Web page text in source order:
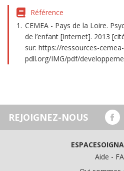
Référence
CEMEA - Pays de la Loire.
de l’enfant [Internet]. 2013
sur: https://ressources-cemea-
pdll.org/IMG/pdf/
REJOIGNEZ-NOUS
Aide -